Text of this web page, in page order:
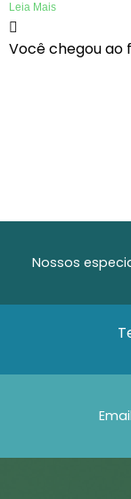
Leia Mais
Você chegou ao
Nossos